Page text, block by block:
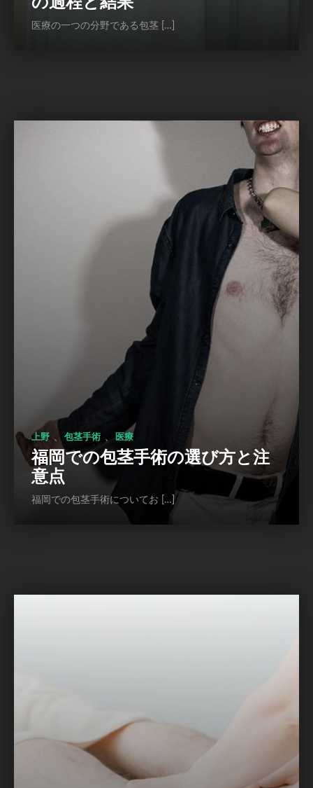
医療の一つの分野である包茎 […]
上野 、 包茎手術 医療
福岡での包茎手術の選び方と注
意点
福岡での包茎手術についてお […]